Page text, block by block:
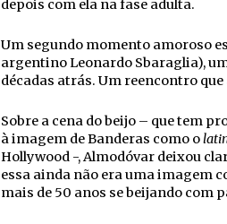
depois com ela na fase adulta.
Um segundo momento amoroso
argentino Leonardo Sbaraglia),
décadas atrás. Um reencontro
Sobre a cena do beijo – que tem
à imagem de Banderas como o
Hollywood -, Almodóvar deixou
essa ainda não era uma imagem
mais de 50 anos se beijando com